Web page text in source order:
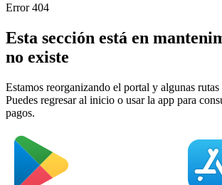
Error 404
Esta sección está en
no existe
Estamos reorganizando el portal y algunas
Puedes regresar al inicio o usar la app para
pagos.